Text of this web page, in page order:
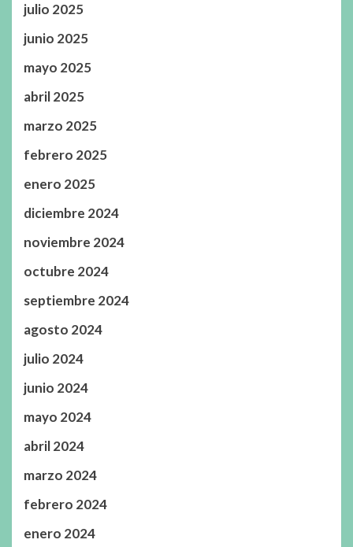
julio 2025
junio 2025
mayo 2025
abril 2025
marzo 2025
febrero 2025
enero 2025
diciembre 2024
noviembre 2024
octubre 2024
septiembre 2024
agosto 2024
julio 2024
junio 2024
mayo 2024
abril 2024
marzo 2024
febrero 2024
enero 2024